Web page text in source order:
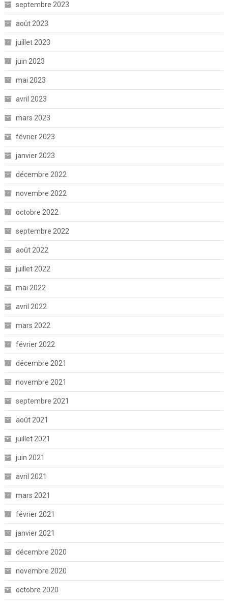
septembre 2023
août 2023
juillet 2023
juin 2023
mai 2023
avril 2023
mars 2023
février 2023
janvier 2023
décembre 2022
novembre 2022
octobre 2022
septembre 2022
août 2022
juillet 2022
mai 2022
avril 2022
mars 2022
février 2022
décembre 2021
novembre 2021
septembre 2021
août 2021
juillet 2021
juin 2021
avril 2021
mars 2021
février 2021
janvier 2021
décembre 2020
novembre 2020
octobre 2020